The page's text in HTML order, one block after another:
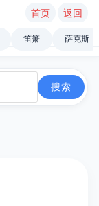
首页 返回
笛箫 萨克斯